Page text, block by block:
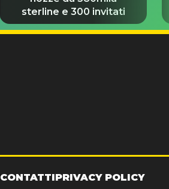
sterline e 300 invitati
CONTATTIPRIVACY POLICY